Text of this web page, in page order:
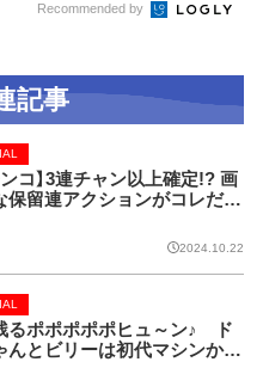
Recommended by
記事
ンコ】3連チャン以上確定!? 画
保留連アクションがコレだ!
2024.10.22
るポポポポポヒュ～ン♪ ド
んとビリーは初代マシンから